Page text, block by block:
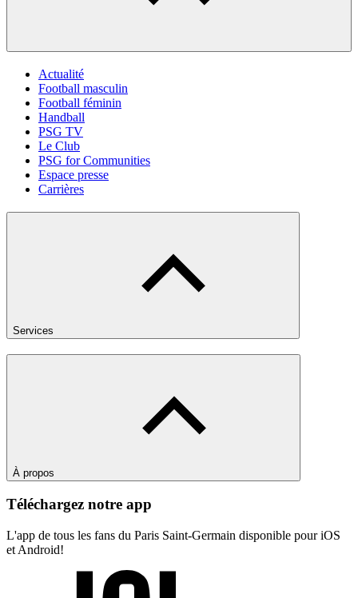
Actualité
Football masculin
Football féminin
Handball
PSG TV
Le Club
PSG for Communities
Espace presse
Carrières
Services
À propos
Téléchargez notre app
L'app de tous les fans du Paris Saint-Germain disponible pour iOS
et Android!